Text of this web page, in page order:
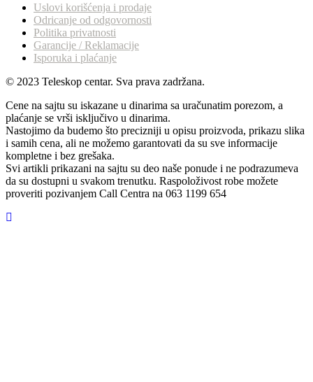
Uslovi korišćenja i prodaje
Odricanje od odgovornosti
Politika privatnosti
Garancije / Reklamacije
Isporuka i plaćanje
© 2023 Teleskop centar. Sva prava zadržana.
Cene na sajtu su iskazane u dinarima sa uračunatim porezom, a
plaćanje se vrši isključivo u dinarima.
Nastojimo da budemo što precizniji u opisu proizvoda, prikazu slika
i samih cena, ali ne možemo garantovati da su sve informacije
kompletne i bez grešaka.
Svi artikli prikazani na sajtu su deo naše ponude i ne podrazumeva
da su dostupni u svakom trenutku. Raspoloživost robe možete
proveriti pozivanjem Call Centra na 063 1199 654